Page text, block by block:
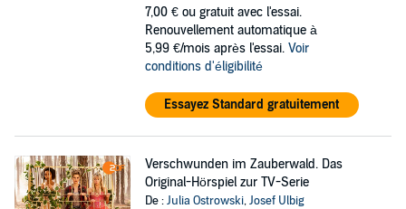
7,00 € ou gratuit avec l'essai.
Renouvellement automatique à
5,99 €/mois après l'essai. Voir
conditions d'éligibilité
Essayez Standard gratuitement
Verschwunden im Zauberwald. Das
Original-Hörspiel zur TV-Serie
De :Julia Ostrowski,Josef Ulbig